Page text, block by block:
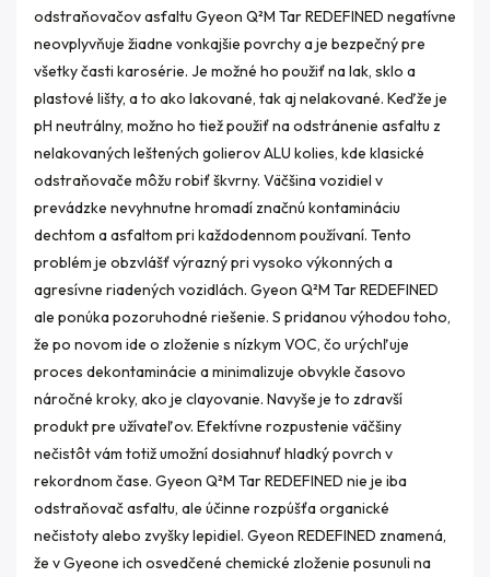
odstraňovačov asfaltu Gyeon Q²M Tar REDEFINED negatívne
neovplyvňuje žiadne vonkajšie povrchy a je bezpečný pre
všetky časti karosérie. Je možné ho použiť na lak, sklo a
plastové lišty, a to ako lakované, tak aj nelakované. Keďže je
pH neutrálny, možno ho tiež použiť na odstránenie asfaltu z
nelakovaných leštených golierov ALU kolies, kde klasické
odstraňovače môžu robiť škvrny. Väčšina vozidiel v
prevádzke nevyhnutne hromadí značnú kontamináciu
dechtom a asfaltom pri každodennom používaní. Tento
problém je obzvlášť výrazný pri vysoko výkonných a
agresívne riadených vozidlách. Gyeon Q²M Tar REDEFINED
ale ponúka pozoruhodné riešenie. S pridanou výhodou toho,
že po novom ide o zloženie s nízkym VOC, čo urýchľuje
proces dekontaminácie a minimalizuje obvykle časovo
náročné kroky, ako je clayovanie. Navyše je to zdravší
produkt pre užívateľov. Efektívne rozpustenie väčšiny
nečistôt vám totiž umožní dosiahnuť hladký povrch v
rekordnom čase. Gyeon Q²M Tar REDEFINED nie je iba
odstraňovač asfaltu, ale účinne rozpúšťa organické
nečistoty alebo zvyšky lepidiel. Gyeon REDEFINED znamená,
že v Gyeone ich osvedčené chemické zloženie posunuli na